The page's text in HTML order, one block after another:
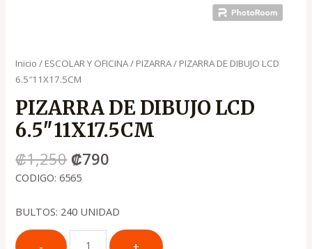
Inicio / ESCOLAR Y OFICINA/ PIZARRA/ PIZARRA DE DIBUJO LCD
6.5″11X17.5CM
PIZARRA DE DIBUJO LCD
6.5″11X17.5CM
₡1,250 ₡790
CODIGO: 6565
BULTOS: 240 UNIDAD